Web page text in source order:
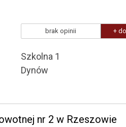
brak opinii +
Szkolna 1
Dynów
nr 2 w Rzeszowie